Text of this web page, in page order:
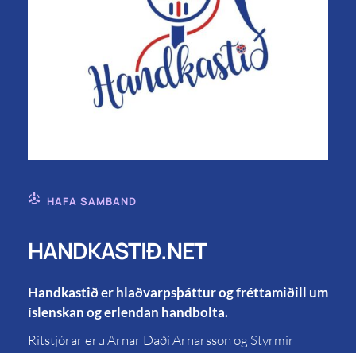
HAFA SAMBAND
HANDKASTIÐ.NET
Handkastið er hlaðvarpsþáttur og fréttamiðill um
íslenskan og erlendan handbolta.
Ritstjórar eru Arnar Daði Arnarsson og Styrmir